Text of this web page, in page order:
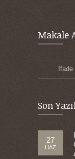
Makale
Son
27
HAZ